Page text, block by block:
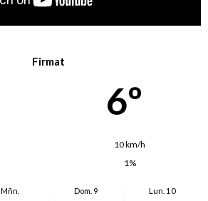
Firmat
6º
10 km/h
1%
Mñn.
Dom. 9
Lun. 10